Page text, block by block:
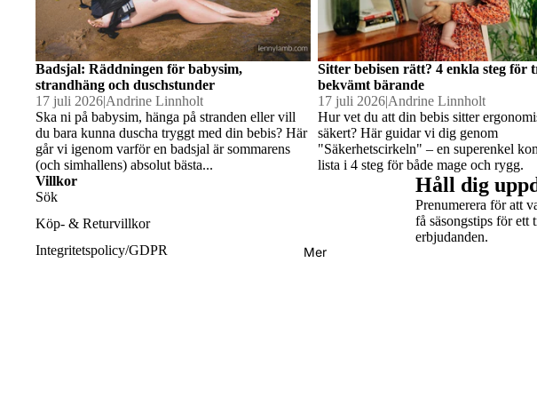
Solhat
tar
Babykl
äder
Mer
Badsjal: Räddningen för babysim,
strandhäng och duschstunder
17 juli 2026|Andrine Linnholt
Ska ni på babysim, hänga på stranden eller vill
du bara kunna duscha tryggt med din bebis? Här
går vi igenom varför en badsjal är sommarens
(och simhallens) absolut bästa...
Sitter bebisen rätt? 4 enkla steg för
bekvämt bärande
17 juli 2026|Andrine Linnholt
Hur vet du att din bebis sitter
säkert? Här guidar vi dig genom
"Säkerhetscirkeln" – en superenkel
lista i 4 steg för både mage och rygg.
Villkor
Sök
Köp- & Returvillkor
Integritetspolicy/GDPR
Håll dig
Prenumerera för att
få säsongstips för ett
erbjudanden.